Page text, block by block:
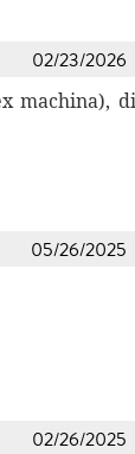
02/23/2026
machina),
05/26/2025
02/26/2025